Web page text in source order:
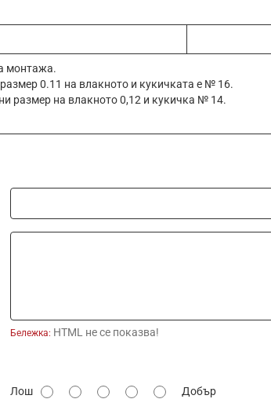
монтажа.
0.11 на влакното и кукичката е № 16.
размер на влакното 0,12 и кукичка № 14.
Бележка: HTML не се показва!
Лош Добър